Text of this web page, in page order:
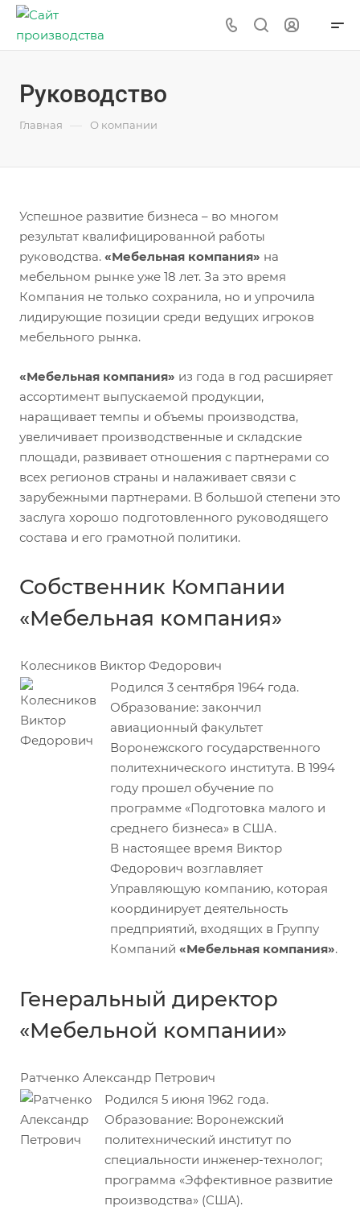
Руководство
Главная — О компании
Успешное развитие бизнеса – во многом
результат квалифицированной работы
руководства. «Мебельная компания» на
мебельном рынке уже 18 лет. За это время
Компания не только сохранила, но и упрочила
лидирующие позиции среди ведущих игроков
мебельного рынка.
«Мебельная компания» из года в год расширяет
ассортимент выпускаемой продукции,
наращивает темпы и объемы производства,
увеличивает производственные и складские
площади, развивает отношения с партнерами со
всех регионов страны и налаживает связи с
зарубежными партнерами. В большой степени это
заслуга хорошо подготовленного руководящего
состава и его грамотной политики.
Собственник Компании
«Мебельная компания»
Колесников Виктор Федорович
Родился 3 сентября 1964 года.
Образование: закончил
авиационный факультет
Воронежского государственного
политехнического института. В 1994
году прошел обучение по
программе «Подготовка малого и
среднего бизнеса» в США.
В настоящее время Виктор
Федорович возглавляет
Управляющую компанию, которая
координирует деятельность
предприятий, входящих в Группу
Компаний «Мебельная компания».
Генеральный директор
«Мебельной компании»
Ратченко Александр Петрович
Родился 5 июня 1962 года.
Образование: Воронежский
политехнический институт по
специальности инженер-технолог;
программа «Эффективное развитие
производства» (США).